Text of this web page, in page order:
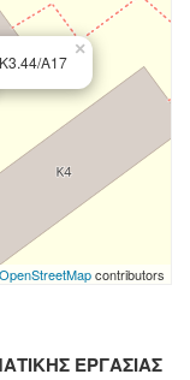
×
Α17
OpenStreetMapcontributors
ΕΡΓΑΣΙΑΣ